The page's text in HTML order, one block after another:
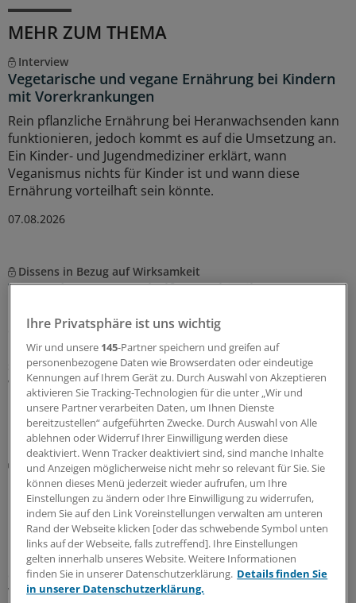
MEHR ZUM THEMA
Interview
Vegetarische und vegane Ernährung bei Kindern
mit Vorerkrankungen
Rein pflanzliche Ernährung bei Heranwachsenden kann
funktionieren, jedoch kommt es auf die Umsetzung an.
Ein Kinder- und Jugendmediziner erklärt, wann
Veganismus nichts für Kinder ist und wann diese
Ernährung vorteilhaft sein könnte.
07.08.2026
Dissens in Bezug auf Wirksamkeit
Wem oder wogegen helfen Probiotika?
entfernt von dem, was die Werbung verspricht. Es ist
nur für eine Handvoll Beschwerden nachgewiesen, dass
sie helfen. Welche Präparate nützen und was Patienten
womöglich mehr hilft, um ihr Mikrobiom zu stärken.
19.06.2026
IL-23-Inhibitoren, JAK-Inhibitoren, S1P-Modulatoren
Morbus Crohn & Colitis ulcerosa: Das sollten Sie
bei der Anwendung neuerer Medikamente
beachten
Neuere Medikamente – IL-23-Inhibitoren, JAK-Inhibitoren
und S1P-Modulatoren – haben die Therapieoptionen
chronisch-entzündlicher Darmerkrankungen erweitert.
Was ist für die Praxis wichtig?
Ihre Privatsphäre ist uns wichtig
Wir und unsere 145-Partner speichern und greifen auf
personenbezogene Daten wie Browserdaten oder eindeutige
Kennungen auf Ihrem Gerät zu. Durch Auswahl von Akzeptieren
aktivieren Sie Tracking-Technologien für die unter „Wir und
unsere Partner verarbeiten Daten, um Ihnen Dienste
bereitzustellen“ aufgeführten Zwecke. Durch Auswahl von Alle
ablehnen oder Widerruf Ihrer Einwilligung werden diese
deaktiviert. Wenn Tracker deaktiviert sind, sind manche Inhalte
und Anzeigen möglicherweise nicht mehr so relevant für Sie. Sie
können dieses Menü jederzeit wieder aufrufen, um Ihre
Einstellungen zu ändern oder Ihre Einwilligung zu widerrufen,
indem Sie auf den Link Voreinstellungen verwalten am unteren
Rand der Webseite klicken [oder das schwebende Symbol unten
links auf der Webseite, falls zutreffend]. Ihre Einstellungen
gelten innerhalb unseres Website. Weitere Informationen
finden Sie in unserer Datenschutzerklärung. Details finden Sie
in unserer Datenschutzerklärung.